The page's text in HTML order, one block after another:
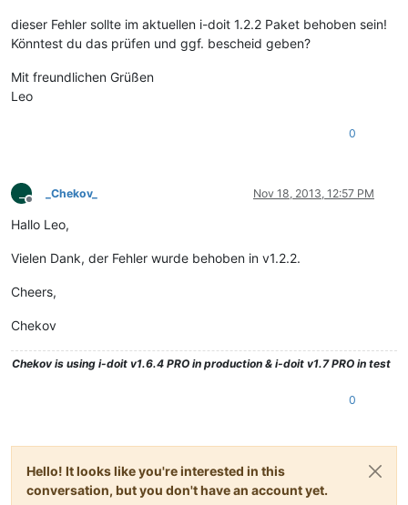
dieser Fehler sollte im aktuellen i-doit 1.2.2 Paket behoben sein!
Könntest du das prüfen und ggf. bescheid geben?
Mit freundlichen Grüßen
Leo
0
Offline
_Chekov_ Nov 18, 2013, 12:57 PM
Hallo Leo,
Vielen Dank, der Fehler wurde behoben in v1.2.2.
Cheers,
Chekov
Chekovis using i-doit v1.6.4 PRO in production & i-doit v1.7 PRO in test
0
Hello! It looks like you're interested in this
conversation, but you don't have an account yet.